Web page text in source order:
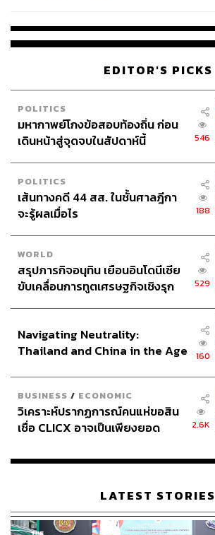
EDITOR'S PICKS
POLITICS
มหากาพย์โกงข้อสอบท้องถิ่น ก่อน
เดินหน้าสู่จุดจบในสัปดาห์นี้
546
POLITICS
เส้นทางคดี 44 สส. ในชั้นศาลฎีกา
จะรู้ผลเมื่อไร
188
WORLD
สรุปภารกิจอนุทิน เยือนอินโดนีเซีย
ขับเคลื่อนการทูตเศรษฐกิจเชิงรุก
529
Navigating Neutrality:
Thailand and China in the Age
160
BUSINESS / ECONOMIC
วิเคราะห์ปรากฏการณ์คนแห่ขอสิน
เชื่อ CLICX อาจเป็นเพียงยอด
เรือนไทยที่ถูกซุกไว้
2.6K
LATEST STORIES